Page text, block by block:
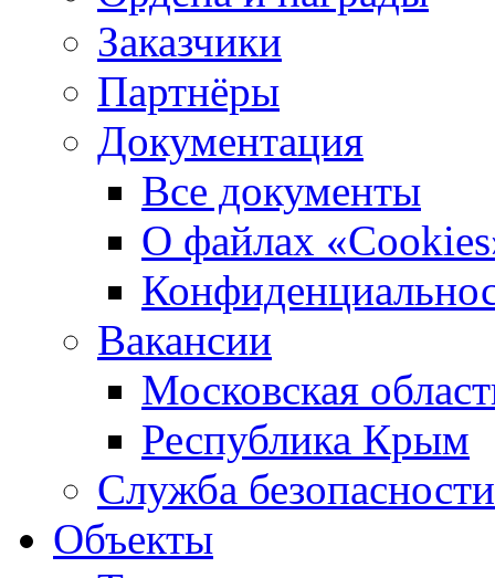
Заказчики
Партнёры
Документация
Все документы
О файлах
Вакансии
Московская
Республика Крым
Служба безопасности
Объекты